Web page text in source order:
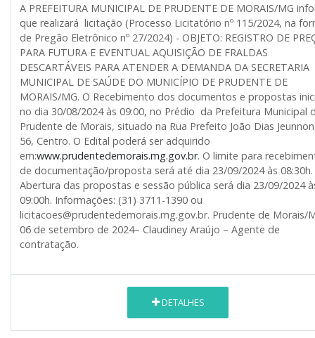
A PREFEITURA MUNICIPAL DE PRUDENTE DE MORAIS/MG
que realizará licitação (Processo Licitatório nº 115/2024, na
de Pregão Eletrônico nº 27/2024) - OBJETO: REGISTRO DE
PARA FUTURA E EVENTUAL AQUISIÇÃO DE FRALDAS
DESCARTÁVEIS PARA ATENDER A DEMANDA DA SECRETARIA
MUNICIPAL DE SAÚDE DO MUNICÍPIO DE PRUDENTE DE
MORAIS/MG. O Recebimento dos documentos e propostas
no dia 30/08/2024 às 09:00, no Prédio da Prefeitura Municipal
Prudente de Morais, situado na Rua Prefeito João Dias
56, Centro. O Edital poderá ser adquirido
em:www.prudentedemorais.mg.gov.br. O limite para
de documentação/proposta será até dia 23/09/2024 às 08:30h.
Abertura das propostas e sessão pública será dia 23/09/2024
09:00h. Informações: (31) 3711-1390 ou
licitacoes@prudentedemorais.mg.gov.br. Prudente de Morais/
06 de setembro de 2024– Claudiney Araújo – Agente de
contratação.
DETALHES